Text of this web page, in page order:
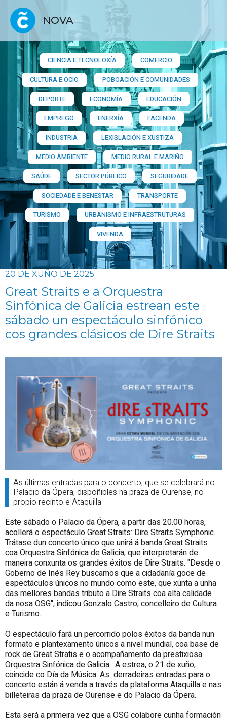
NOVA
CIENCIA E TECNOLOXÍA
COMERCIO
CULTURA E OCIO
POBOACIÓN E COMUNIDADES
DEPORTE
ECONOMÍA
EDUCACIÓN
EMPREGO
ENERXÍA
FACENDA
INDUSTRIA
LEXISLACIÓN E XUSTIZA
MEDIO AMBIENTE
MEDIO RURAL E MARIÑO
SAÚDE
SECTOR PÚBLICO
SEGURIDADE
SOCIEDADE E BENESTAR
TRANSPORTE
TURISMO
URBANISMO E INFRAESTRUTURAS
VIVENDA
20 DE XUÑO DE 2025
Great Straits e a Orquestra
Sinfónica de Galicia estrean este
sábado un espectáculo sinfónico
cos grandes clásicos de Dire Straits
As últimas entradas para o concerto, que se celebrará no
Palacio da Ópera, dispoñibles na praza de Ourense, no
propio recinto e Ataquilla
Este sábado o Palacio da Ópera, a partir das 20.00 horas,
acollerá o espectáculo Great Straits: Dire Straits Symphonic.
Trátase dun concerto único que unirá á banda Great Straits
coa Orquestra Sinfónica de Galicia, que interpretarán de
maneira conxunta os grandes éxitos de Dire Straits. "Desde o
Goberno de Inés Rey buscamos que a cidadanía goce de
espectáculos únicos no mundo como este, que xunta a unha
das mellores bandas tributo a Dire Straits coa alta calidade
da nosa OSG", indicou Gonzalo Castro, concelleiro de Cultura
e Turismo.
O espectáculo fará un percorrido polos éxitos da banda nun
formato e plantexamento únicos a nivel mundial, coa base de
rock de Great Stratis e o acompañamento da prestixiosa
Orquestra Sinfónica de Galicia. A estrea, o 21 de xuño,
coincide co Día da Música. As derradeiras entradas para o
concerto están á venda a través da plataforma Ataquilla e nas
billeteiras da praza de Ourense e do Palacio da Ópera.
Esta será a primeira vez que a OSG colabore cunha formación